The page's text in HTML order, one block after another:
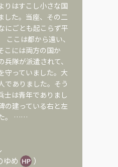
りはすこし小さな国
した。当座、その二
にごとも起こらず平
こは都から遠い、
こには両方の国か
兵隊が派遣されて、
守っていました。大
でありました。そう
士は青年でありまし
建っている右と左
。 ……
ゆめ
）